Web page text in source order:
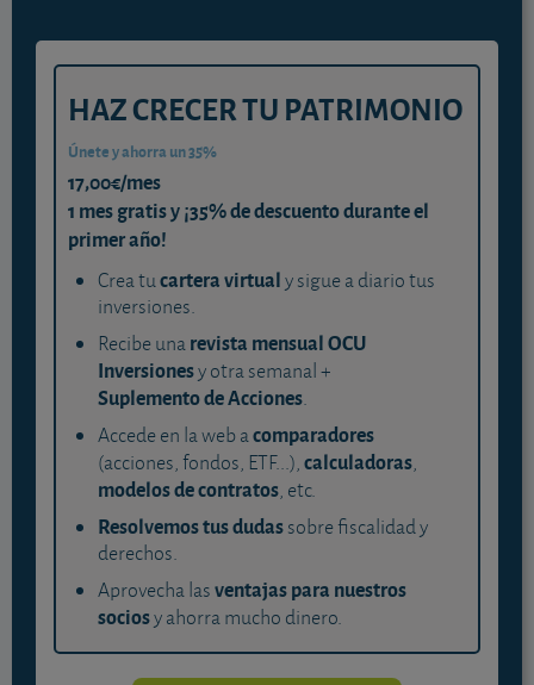
HAZ CRECER TU PATRIMONIO
Únete y ahorra un 35%
17,00€/mes
1 mes gratis y ¡35% de descuento durante el
primer año!
Crea tucartera virtualy sigue a diario tus
inversiones.
Recibe unarevista mensual OCU
Inversionesy otra semanal +
Suplemento de Acciones.
Accede en la web acomparadores
(acciones, fondos, ETF...),calculadoras,
modelos de contratos, etc.
Resolvemos tus dudassobre fiscalidad y
derechos.
Aprovecha lasventajas para nuestros
sociosy ahorra mucho dinero.